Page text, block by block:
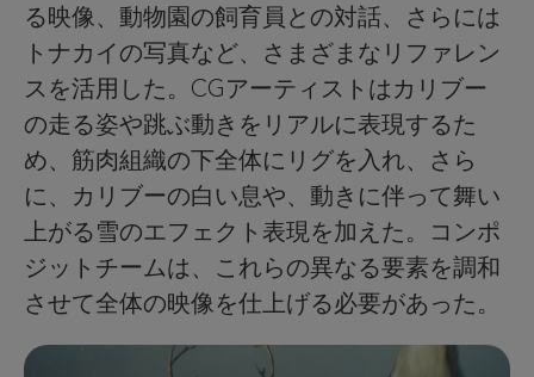
る映像、動物園の飼育員との対話、さらには
トナカイの写真など、さまざまなリファレン
スを活用した。CGアーティストはカリブー
の走る姿や跳ぶ動きをリアルに表現するた
め、筋肉組織の下全体にリグを入れ、さら
に、カリブーの白い息や、動きに伴って舞い
上がる雪のエフェクト表現を加えた。コンポ
ジットチームは、これらの異なる要素を調和
させて全体の映像を仕上げる必要があった。